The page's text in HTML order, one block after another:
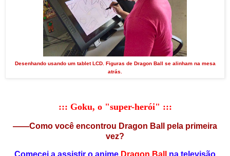
Desenhando usando um tablet LCD. Figuras de Dragon Ball se alinham na mesa
atrás.
::: Goku, o "super-herói" :::
——Como você encontrou Dragon Ball pela primeira
vez?